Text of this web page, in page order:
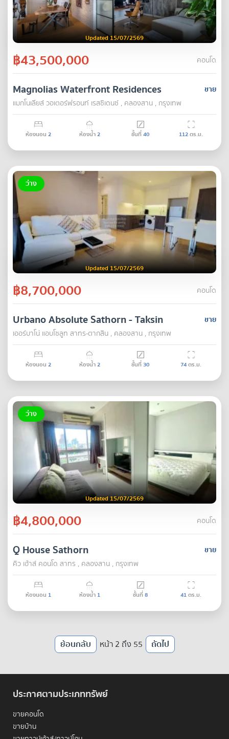
Updated 15/07/2569
฿43,500,000 คอนโด
ขาย
Magnolias Waterfront Residences
แมกโนเลียส์ วอเตอร์ฟรอนท์ เรสซิเดนซ์ , คลองสาน , กรุงเทพ
ห้องนอน 2 ห้องน้ำ2 ชั้นที่40 112ตร.ม.
ว่าง
Updated 15/07/2569
฿8,700,000 คอนโด
ขาย
Urbano Absolute Sathorn - Taksin
เออร์บาโน่ แอบโซลูท สาทร-ตากสิน , คลองสาน , กรุงเทพ
ห้องนอน 2 ห้องน้ำ2 ชั้นที่30 74ตร.ม.
ว่าง
Updated 15/07/2569
฿4,800,000 คอนโด
ขาย
Q House Sathorn
คิว เฮ้าส์ คอนโด สาทร , คลองสาน , กรุงเทพ
ห้องนอน 1 ห้องน้ำ 1 ชั้นที่8 41ตร.ม.
ย้อนกลับ หน้า 2 ถึง 55 ถัดไป
ประกาศตามประเภททรัพย์
ขายคอนโด
ขายบ้าน